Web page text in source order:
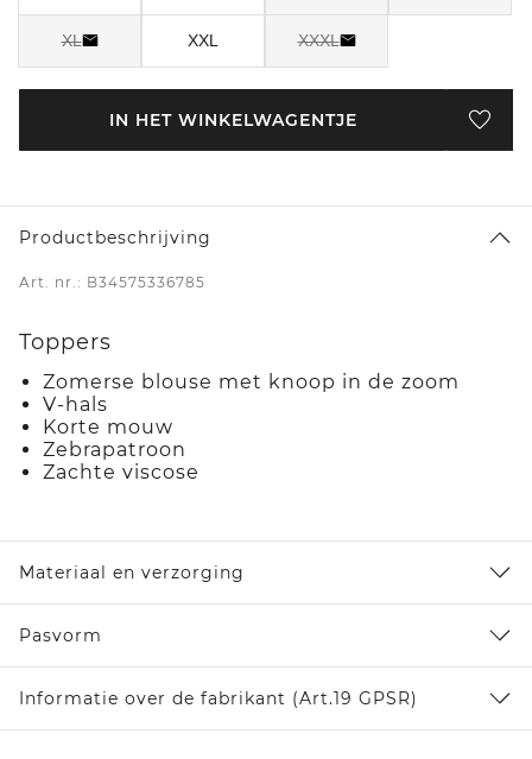
XL XXL XXXL
IN HET WINKELWAGENTJE
Productbeschrijving
Art. nr.: B34575336785
Toppers
Zomerse blouse met knoop in de zoom
V-hals
Korte mouw
Zebrapatroon
Zachte viscose
Materiaal en verzorging
Pasvorm
Informatie over de fabrikant (Art.19 GPSR)